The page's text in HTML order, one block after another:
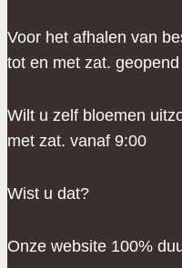
Voor het afhalen van
tot en met zat.
Wilt u zelf bloemen
met zat. vanaf 9:00
Wist u dat?
Onze website 100%